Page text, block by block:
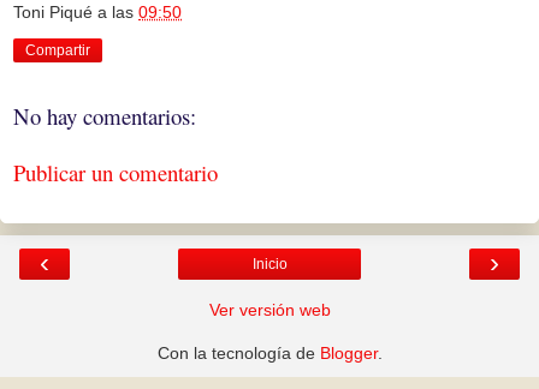
Toni Piqué a las 09:50
Compartir
No hay comentarios:
Publicar un comentario
‹ ›
Inicio
Ver versión web
Con la tecnología de Blogger.